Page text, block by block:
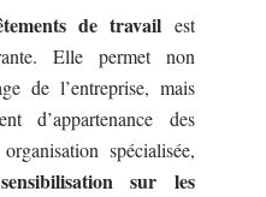
de travail est
Elle permet non
de l’entreprise, mais
d’appartenance des
spécialisée,
sensibilisation sur les